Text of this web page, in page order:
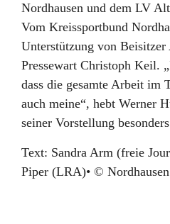
Nordhausen und dem LV
Vom Kreissportbund
Unterstützung von Beisitzer
Pressewart Christoph Keil.
dass die gesamte Arbeit im
auch meine“, hebt Werner
seiner Vorstellung
Text: Sandra Arm (freie
Piper (LRA)• ©